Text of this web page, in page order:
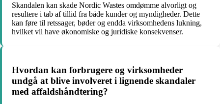
Skandalen kan skade Nordic Wastes omdømme alvorligt og
resultere i tab af tillid fra både kunder og myndigheder. Dette
kan føre til retssager, bøder og endda virksomhedens lukning,
hvilket vil have økonomiske og juridiske konsekvenser.
Hvordan kan forbrugere og virksomheder
undgå at blive involveret i lignende skandaler
med affaldshåndtering?